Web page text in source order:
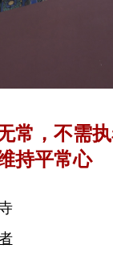
常，不需
持平常心